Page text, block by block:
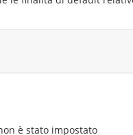
è stato impostato